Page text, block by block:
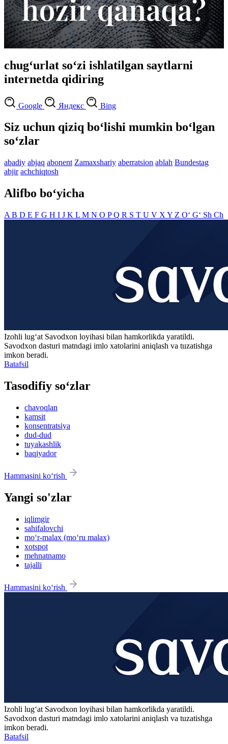
chug‘urlat so‘zi ishlatilgan saytlarni
internetda qidiring
Google Яндекс Bing
Siz uchun qiziq bo‘lishi mumkin bo‘lgan
so‘zlar
abadiy abjaq abonent Zamaxshariy aberratsion ablah Bundestag
abjir achchiqtosh
Alifbo bo‘yicha
A B D E F G H I J K L M N O PQ R S T U V X Y Z O‘ G‘ Sh Ch
Izohli lugʻat Savodxon loyihasi bilan hamkorlikda yaratildi.
Savodxon dasturi matndagi imlo xatolarini aniqlash va tuzatishga
imkon beradi.
Batafsil
Tasodifiy so‘zlar
chavoqlan
kamsit
konsentratsiya
dud-dud
tuyakashlik
baqiyador
Hammasini ko‘rish
Yangi so'zlar
iqlimgir
sahifalovchi
mo‘r-malax (mo‘ru malax)
xotspot
mehnatnamo
tajalli
Hammasini ko‘rish
Izohli lugʻat Savodxon loyihasi bilan hamkorlikda yaratildi.
Savodxon dasturi matndagi imlo xatolarini aniqlash va tuzatishga
imkon beradi.
Batafsil